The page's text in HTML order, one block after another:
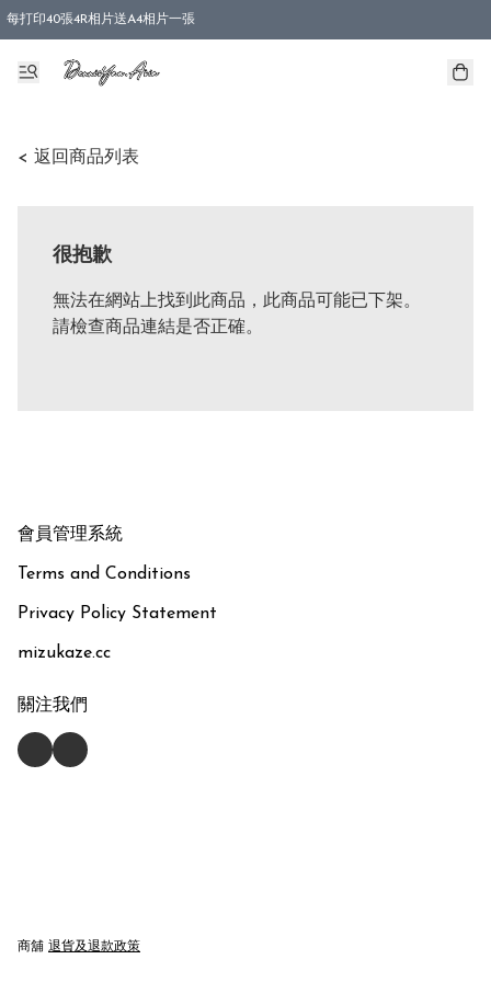
每打印40張4R相片送A4相片一張
< 返回商品列表
很抱歉
無法在網站上找到此商品，此商品可能已下架。
請檢查商品連結是否正確。
會員管理系統
Terms and Conditions
Privacy Policy Statement
mizukaze.cc
關注我們
商舖 退貨及退款政策